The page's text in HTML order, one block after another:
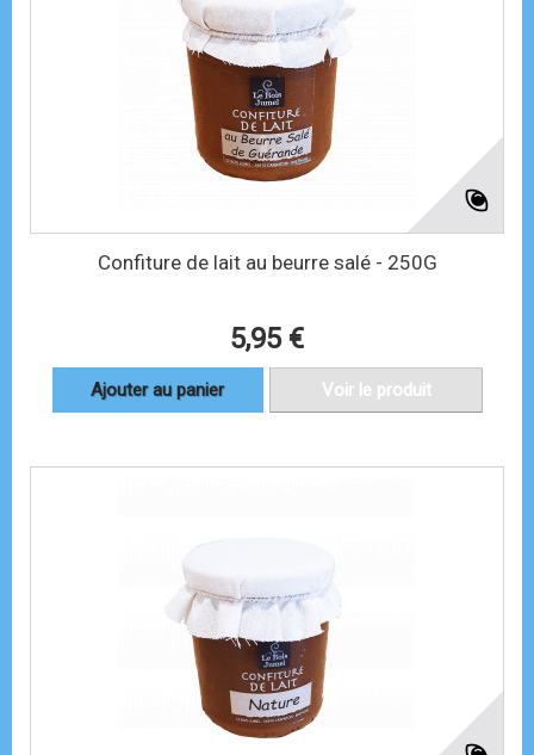
Confiture de lait au beurre salé - 250G
5,95 €
Ajouter au panier Voir le produit